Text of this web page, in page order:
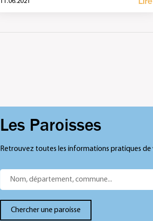
Les Paroisses
Retrouvez toutes les informations pratiques de